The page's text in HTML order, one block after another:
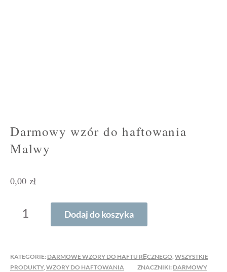
Darmowy wzór do haftowania
Malwy
0,00 zł
ILOŚĆ
HAFTOWANIA
Dodaj do koszyka
KATEGORIE: DARMOWE WZORY DO HAFTU RĘCZNEGO, WSZYSTKIE
PRODUKTY, WZORY DO HAFTOWANIA ZNACZNIKI: DARMOWY